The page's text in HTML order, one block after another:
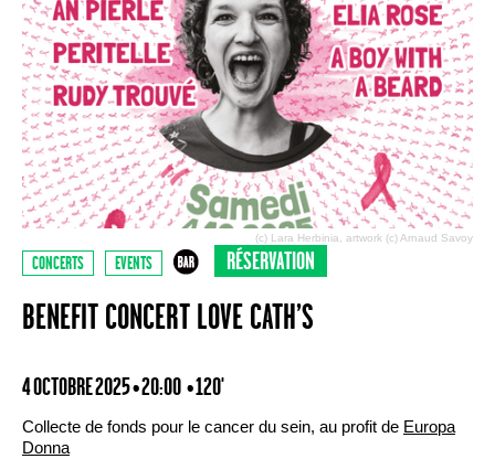
(c) Lara Herbinia, artwork (c) Arnaud Savoy
CONCERTS EVENTS RÉSERVATION
BENEFIT CONCERT LOVE CATH’S
4 OCTOBRE 2025 • 20:00 • 120'
Collecte de fonds pour le cancer du sein, au profit de Europa
Donna